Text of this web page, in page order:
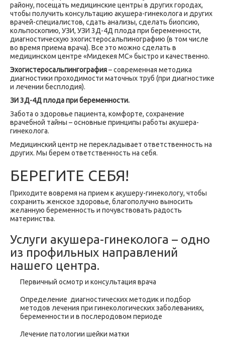
району, посещать медицинские центры в других городах,
чтобы получить консультацию акушера-гинеколога и других
врачей-специалистов, сдать анализы, сделать биопсию,
кольпоскопию, УЗИ, УЗИ 3Д-4Д плода при беременности,
диагностическую эхогистеросальпинографию (в том числе
во время приема врача). Все это можно сделать в
медицинском центре «Мидекея МС» быстро и качественно.
Эхогистеросальпингография– современная методика
диагностики проходимости маточных труб (при диагностике
и лечении бесплодия).
ЗИ 3Д-4Д плода при беременности.
Забота о здоровье пациента, комфорте, сохранение
врачебной тайны – основные принципы работы акушера-
гинеколога.
Медицинский центр не перекладывает ответственность на
других. Мы берем ответственность на себя.
БЕРЕГИТЕ СЕБЯ!
Приходите вовремя на прием к акушеру-гинекологу, чтобы
сохранить женское здоровье, благополучно выносить
желанную беременность и почувствовать радость
материнства.
Услуги акушера-гинеколога – одно
из профильных направлений
нашего центра.
Первичный осмотр и консультация врача
Определение диагностических методик и подбор
методов лечения при гинекологических заболеваниях,
беременности и в послеродовом периоде
Лечение патологии шейки матки